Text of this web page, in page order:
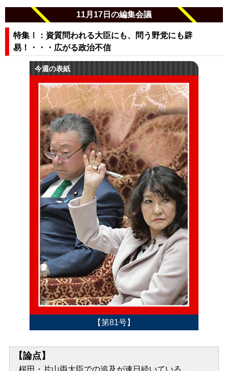
11月17日の編集会議
特集Ⅰ：資質問われる大臣にも、問う野党にも辟
易！・・・広がる政治不信
今週の表紙
【第81号】
【論点】
桜田・片山両大臣での追及が連日続いている。